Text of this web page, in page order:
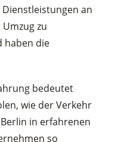
an
zu
haben die
bedeutet
wie der Verkehr
in erfahrenen
so